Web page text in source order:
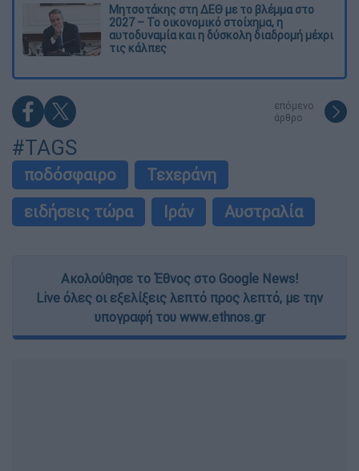
Μητσοτάκης στη ΔΕΘ με το βλέμμα στο
2027 – Το οικονομικό στοίχημα, η
αυτοδυναμία και η δύσκολη διαδρομή μέχρι
τις κάλπες
επόμενο
άρθρο
#TAGS
ποδόσφαιρο
Τεχεράνη
ειδήσεις τώρα
Ιράν Αυστραλία
Ακολούθησε το Έθνος στο Google News!
Live όλες οι εξελίξεις λεπτό προς λεπτό, με την
υπογραφή του www.ethnos.gr